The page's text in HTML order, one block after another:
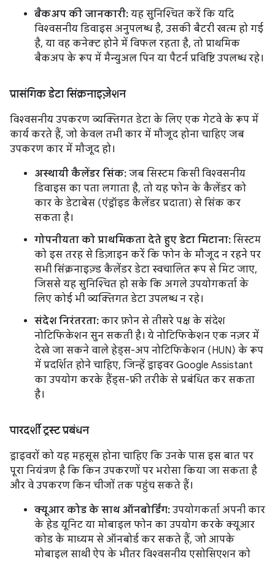
बैकअप की जानकारी: यह सुनिश्चित करें कि यदि
विश्वसनीय डिवाइस अनुपलब्ध है, उसकी बैटरी खत्म हो गई
है, या वह कनेक्ट होने में विफल रहता है, तो प्राथमिक
बैकअप के रूप में मैन्युअल पिन या पैटर्न प्रविष्टि उपलब्ध रहे।
प्रासंगिक डेटा सिंक्रनाइज़ेशन
विश्वसनीय उपकरण व्यक्तिगत डेटा के लिए एक गेटवे के रूप में
कार्य करते हैं, जो केवल तभी कार में मौजूद होना चाहिए जब
उपकरण कार में मौजूद हो।
अस्थायी कैलेंडर सिंक: जब सिस्टम किसी विश्वसनीय
डिवाइस का पता लगाता है, तो यह फोन के कैलेंडर को
कार के डेटाबेस (एंड्रॉइड कैलेंडर प्रदाता) से सिंक कर
सकता है।
गोपनीयता को प्राथमिकता देते हुए डेटा मिटाना: सिस्टम
को इस तरह से डिज़ाइन करें कि फोन के मौजूद न रहने पर
सभी सिंक्रनाइज़्ड कैलेंडर डेटा स्वचालित रूप से मिट जाए,
जिससे यह सुनिश्चित हो सके कि अगले उपयोगकर्ता के
लिए कोई भी व्यक्तिगत डेटा उपलब्ध न रहे।
संदेश निरंतरता: कार फ़ोन से तीसरे पक्ष के संदेश
नोटिफिकेशन सुन सकती है। ये नोटिफिकेशन एक नज़र में
देखे जा सकने वाले हेड्स-अप नोटिफिकेशन (HUN) के रूप
में प्रदर्शित होने चाहिए, जिन्हें ड्राइवर Google Assistant
का उपयोग करके हैंड्स-फ्री तरीके से प्रबंधित कर सकता
है।
पारदर्शी ट्रस्ट प्रबंधन
ड्राइवरों को यह महसूस होना चाहिए कि उनके पास इस बात पर
पूरा नियंत्रण है कि किन उपकरणों पर भरोसा किया जा सकता है
और वे उपकरण किन चीजों तक पहुंच सकते हैं।
क्यूआर कोड के साथ ऑनबोर्डिंग: उपयोगकर्ता अपनी कार
के हेड यूनिट या मोबाइल फोन का उपयोग करके क्यूआर
कोड के माध्यम से ऑनबोर्ड कर सकते हैं, जो आपके
मोबाइल साथी ऐप के भीतर विश्वसनीय एसोसिएशन को